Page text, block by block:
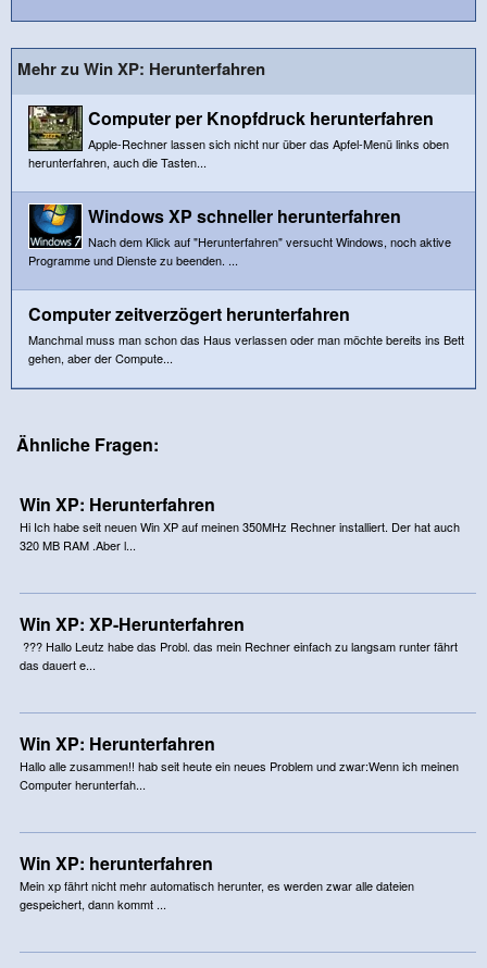
Mehr zu Win XP: Herunterfahren
Computer per Knopfdruck herunterfahren
Apple-Rechner lassen sich nicht nur über das Apfel-Menü links oben
herunterfahren, auch die Tasten...
Windows XP schneller herunterfahren
Nach dem Klick auf "Herunterfahren" versucht Windows, noch aktive
Programme und Dienste zu beenden. ...
Computer zeitverzögert herunterfahren
Manchmal muss man schon das Haus verlassen oder man möchte bereits ins Bett
gehen, aber der Compute...
Ähnliche Fragen:
Win XP: Herunterfahren
Hi Ich habe seit neuen Win XP auf meinen 350MHz Rechner installiert. Der hat auch
320 MB RAM .Aber l...
Win XP: XP-Herunterfahren
??? Hallo Leutz habe das Probl. das mein Rechner einfach zu langsam runter fährt
das dauert e...
Win XP: Herunterfahren
Hallo alle zusammen!! hab seit heute ein neues Problem und zwar:Wenn ich meinen
Computer herunterfah...
Win XP: herunterfahren
Mein xp fährt nicht mehr automatisch herunter, es werden zwar alle dateien
gespeichert, dann kommt ...